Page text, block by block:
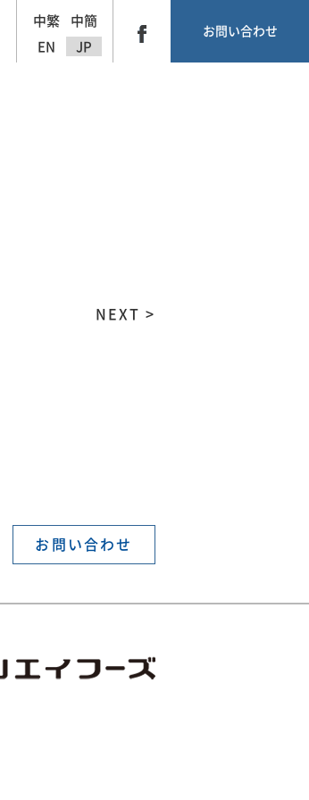
中繁
中簡
EN
JP
お問い合わせ
NEXT >
お問い合わせ